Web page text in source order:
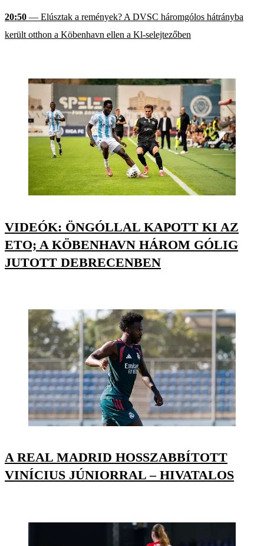
20:50 — Elúsztak a remények? A DVSC háromgólos hátrányba
került otthon a Köbenhavn ellen a Kl-selejtezőben
VIDEÓK: ÖNGÓLLAL KAPOTT KI AZ
ETO; A KÖBENHAVN HÁROM GÓLIG
JUTOTT DEBRECENBEN
A REAL MADRID HOSSZABBÍTOTT
VINÍCIUS JÚNIORRAL – HIVATALOS